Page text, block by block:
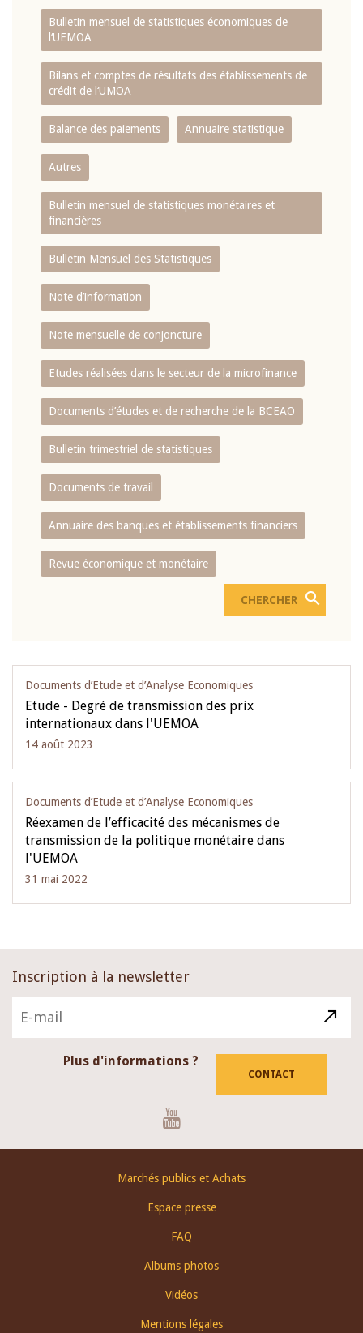
Bulletin mensuel de statistiques économiques de
l‘UEMOA
Bilans et comptes de résultats des établissements de
crédit de l‘UMOA
Balance des paiements Annuaire statistique
Autres
Bulletin mensuel de statistiques monétaires et
financières
Bulletin Mensuel des Statistiques
Note d’information
Note mensuelle de conjoncture
Etudes réalisées dans le secteur de la microfinance
Documents d’études et de recherche de la BCEAO
Bulletin trimestriel de statistiques
Documents de travail
Annuaire des banques et établissements financiers
Revue économique et monétaire
Documents d’Etude et d’Analyse Economiques
Etude - Degré de transmission des prix
internationaux dans l'UEMOA
14 août 2023
Documents d’Etude et d’Analyse Economiques
Réexamen de l’efficacité des mécanismes de
transmission de la politique monétaire dans
l'UEMOA
31 mai 2022
Inscription à la newsletter
Plus d'informations ?
CONTACT
Marchés publics et Achats
Espace presse
FAQ
Albums photos
Vidéos
Mentions légales